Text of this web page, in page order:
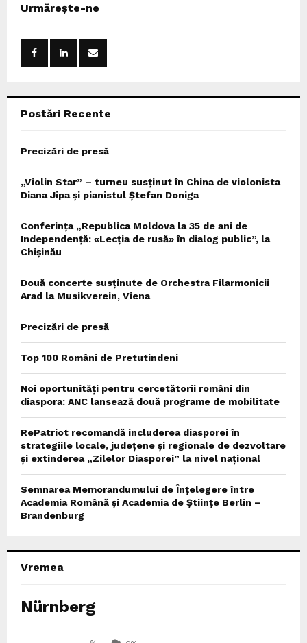
h
Urmărește-ne
Postări Recente
Precizări de presă
„Violin Star” – turneu susținut în China de violonista
Diana Jipa și pianistul Ștefan Doniga
Conferința „Republica Moldova la 35 de ani de
Independență: «Lecția de rusă» în dialog public”, la
Chișinău
Două concerte susținute de Orchestra Filarmonicii
Arad la Musikverein, Viena
Precizări de presă
Top 100 Români de Pretutindeni
Noi oportunități pentru cercetătorii români din
diaspora: ANC lansează două programe de mobilitate
RePatriot recomandă includerea diasporei în
strategiile locale, județene și regionale de dezvoltare
și extinderea „Zilelor Diasporei” la nivel național
Semnarea Memorandumului de Înțelegere între
Academia Română și Academia de Științe Berlin –
Brandenburg
Vremea
Nürnberg